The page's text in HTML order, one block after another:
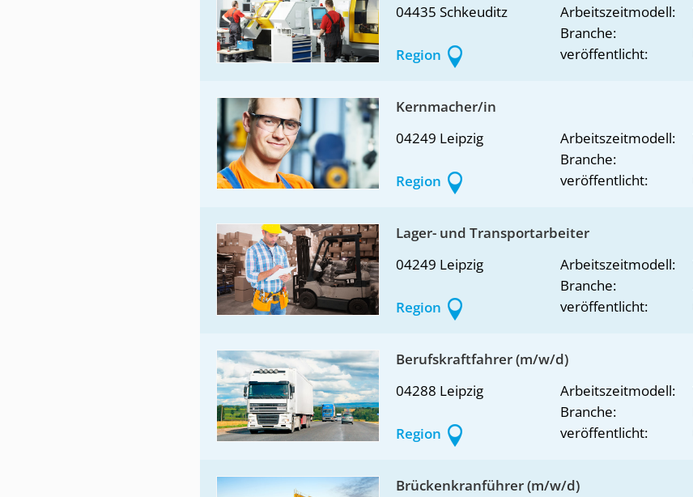
04435 Schkeuditz
Arbeitszeitmodell:
Branche:
veröffentlicht:
Region
Kernmacher/in
04249 Leipzig
Arbeitszeitmodell:
Branche:
veröffentlicht:
Region
Lager- und Transportarbeiter
04249 Leipzig
Arbeitszeitmodell:
Branche:
veröffentlicht:
Region
Berufskraftfahrer (m/w/d)
04288 Leipzig
Arbeitszeitmodell:
Branche:
veröffentlicht:
Region
Brückenkranführer (m/w/d)